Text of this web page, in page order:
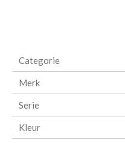
Categorie
Merk
Serie
Kleur